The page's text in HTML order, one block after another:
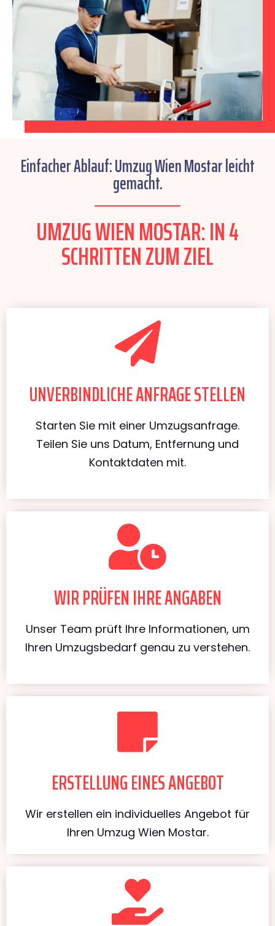
Einfacher Ablauf: Umzug Wien Mostar leicht
gemacht.
UMZUG WIEN MOSTAR: IN 4
SCHRITTEN ZUM ZIEL
UNVERBINDLICHE ANFRAGE STELLEN
Starten Sie mit einer Umzugsanfrage.
Teilen Sie uns Datum, Entfernung und
Kontaktdaten mit.
WIR PRÜFEN IHRE ANGABEN
Unser Team prüft Ihre Informationen, um
Ihren Umzugsbedarf genau zu verstehen.
ERSTELLUNG EINES ANGEBOT
Wir erstellen ein individuelles Angebot für
Ihren Umzug Wien Mostar.